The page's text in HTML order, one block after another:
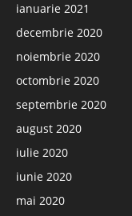
ianuarie 2021
decembrie 2020
noiembrie 2020
octombrie 2020
septembrie 2020
august 2020
iulie 2020
iunie 2020
mai 2020